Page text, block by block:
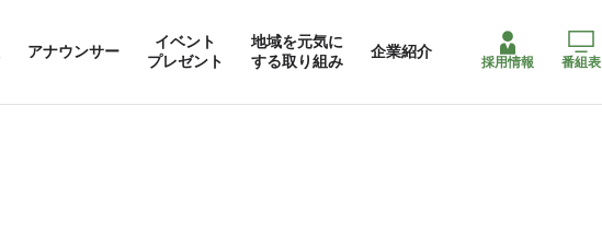
アナウンサー
イベント
プレゼント
地域を元気に
する取り組み
企業紹介
採用情報 番組表